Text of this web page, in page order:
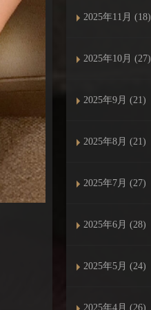
2025年11月 (18)
2025年10月 (27)
2025年9月 (21)
2025年8月 (21)
2025年7月 (27)
2025年6月 (28)
2025年5月 (24)
2025年4月 (26)